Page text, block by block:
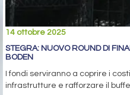
14 ottobre 2025
STEGRA: NUOVO ROUND DI
BODEN
I fondi serviranno a coprire i
infrastrutture e rafforzare il